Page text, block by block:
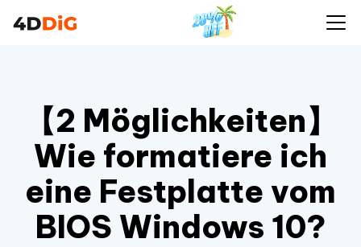
【2 Möglichkeiten】
Wie formatiere ich
eine Festplatte vom
BIOS Windows 10?